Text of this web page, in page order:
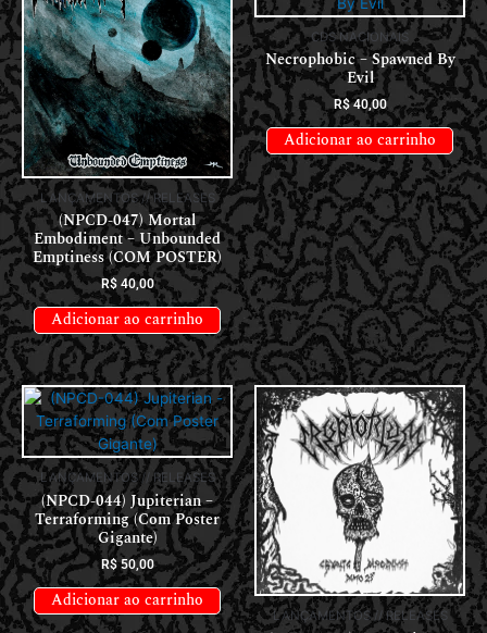
LANÇAMENTOS // RELEASES
(NPCD-047) Mortal
Embodiment – Unbounded
Emptiness (COM POSTER)
R$40,00
Adicionar ao carrinho
CDS NACIONAIS
Necrophobic – Spawned By
Evil
R$40,00
Adicionar ao carrinho
LANÇAMENTOS // RELEASES
(NPCD-044) Jupiterian –
Terraforming (Com Poster
Gigante)
R$50,00
Adicionar ao carrinho
LANÇAMENTOS // RELEASES